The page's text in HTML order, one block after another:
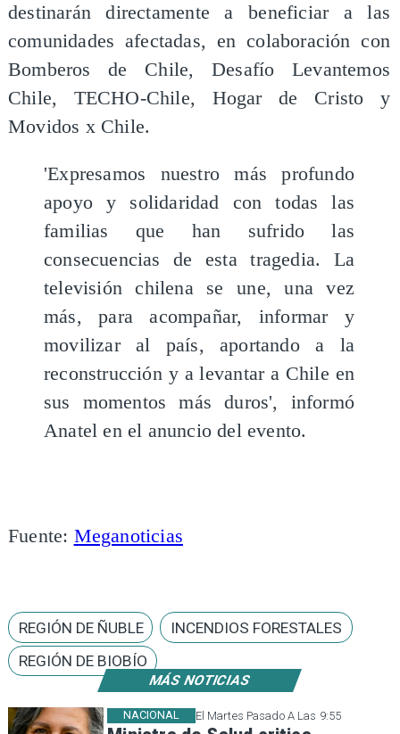
MÁS NOTICIAS
El Martes Pasado A Las 9:55
NACIONAL
destinarán directamente a beneficiar a las
comunidades afectadas, en colaboración con
Bomberos de Chile, Desafío Levantemos
Chile, TECHO-Chile, Hogar de Cristo y
Movidos x Chile.
'Expresamos nuestro más profundo
apoyo y solidaridad con todas las
familias que han sufrido las
consecuencias de esta tragedia. La
televisión chilena se une, una vez
más, para acompañar, informar y
movilizar al país, aportando a la
reconstrucción y a levantar a Chile en
sus momentos más duros', informó
Anatel en el anuncio del evento.
Fuente: Meganoticias
REGIÓN DE ÑUBLE
INCENDIOS FORESTALES
REGIÓN DE BIOBÍO